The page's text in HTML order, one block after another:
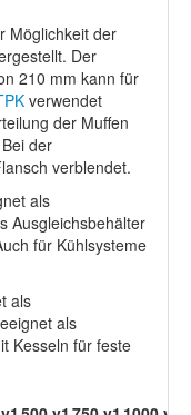
Möglichkeit der
Der
210 mm kann für
verwendet
der Muffen
der
verblendet.
als
Ausgleichsbehälter
für Kühlsysteme
als
als
Kesseln für feste